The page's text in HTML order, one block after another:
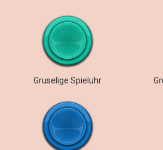
Gruselige Spieluhr